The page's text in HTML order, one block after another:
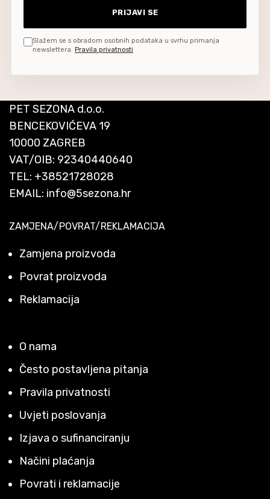
PRIJAVI SE
Slažem se s obradom osobnih podataka u svrhu primanja
newslettera. Pravila privatnosti
PET SEZONA d.o.o.
BENCEKOVIĆEVA 19
10000 ZAGREB
VAT/OIB: 92340440640
TEL: +38521728028
EMAIL: info@5sezona.hr
ZAMJENA/POVRAT/REKLAMACIJA
Zamjena proizvoda
Povrat proizvoda
Reklamacija
O nama
Često postavljena pitanja
Pravila privatnosti
Uvjeti poslovanja
Izjava o sufinanciranju
Načini plaćanja
Povrati i reklamacije